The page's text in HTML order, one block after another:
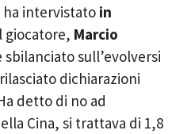
ha intervistato in
giocatore, Marcio
sbilanciato sull’evolversi
dichiarazioni
detto di no ad
Cina, si trattava di 1,8